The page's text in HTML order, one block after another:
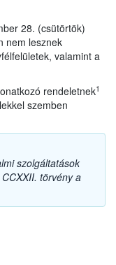
28. (csütörtök)
nem lesznek
valamint a
rendeletnek1
szemben
szolgáltatások
törvény a